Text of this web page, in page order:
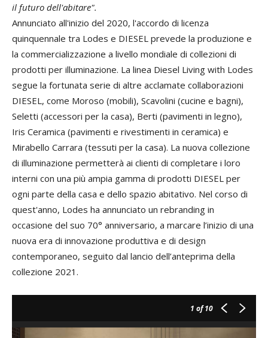
il futuro dell'abitare".
Annunciato all'inizio del 2020, l'accordo di licenza
quinquennale tra Lodes e DIESEL prevede la produzione e
la commercializzazione a livello mondiale di collezioni di
prodotti per illuminazione. La linea Diesel Living with Lodes
segue la fortunata serie di altre acclamate collaborazioni
DIESEL, come Moroso (mobili), Scavolini (cucine e bagni),
Seletti (accessori per la casa), Berti (pavimenti in legno),
Iris Ceramica (pavimenti e rivestimenti in ceramica) e
Mirabello Carrara (tessuti per la casa). La nuova collezione
di illuminazione permetterà ai clienti di completare i loro
interni con una più ampia gamma di prodotti DIESEL per
ogni parte della casa e dello spazio abitativo. Nel corso di
quest'anno, Lodes ha annunciato un rebranding in
occasione del suo 70° anniversario, a marcare l’inizio di una
nuova era di innovazione produttiva e di design
contemporaneo, seguito dal lancio dell’anteprima della
collezione 2021.
1 of 10